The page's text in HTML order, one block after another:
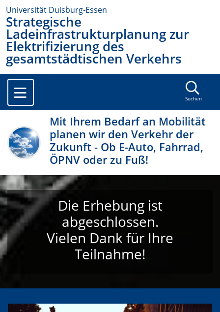
Universität Duisburg-Essen
Strategische
Ladeinfrastrukturplanung zur
Elektrifizierung des
gesamtstädtischen Verkehrs
Suchen
Mit Ihrem Bedarf an Mobilität
planen wir den Verkehr der
Zukunft - Ob E-Auto, Fahrrad,
ÖPNV oder zu Fuß!
Die Erhebung ist
abgeschlossen.
Vielen Dank für Ihre
Teilnahme!